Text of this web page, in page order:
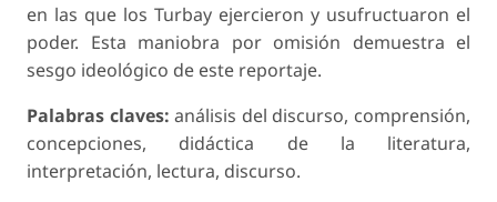
en las que los Turbay ejercieron y usufructuaron el
poder. Esta maniobra por omisión demuestra el
sesgo ideológico de este reportaje.
Palabras claves: análisis del discurso, comprensión,
concepciones, didáctica de la literatura,
interpretación, lectura, discurso.